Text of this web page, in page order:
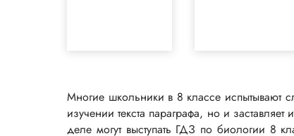
Многие школьники в 8 классе испытывают
изучении текста параграфа, но и
деле могут выступать ГДЗ по биологии 8